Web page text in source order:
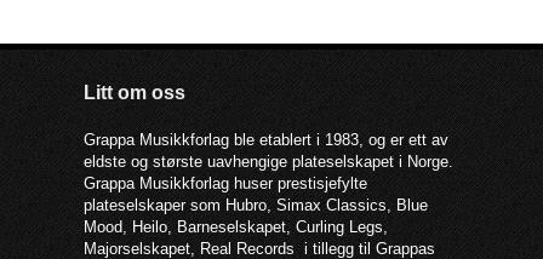
Litt om oss
Grappa Musikkforlag ble etablert i 1983, og er ett av
eldste og største uavhengige plateselskapet i Norge.
Grappa Musikkforlag huser prestisjefylte
plateselskaper som Hubro, Simax Classics, Blue
Mood, Heilo, Barneselskapet, Curling Legs,
Majorselskapet, Real Records i tillegg til Grappas